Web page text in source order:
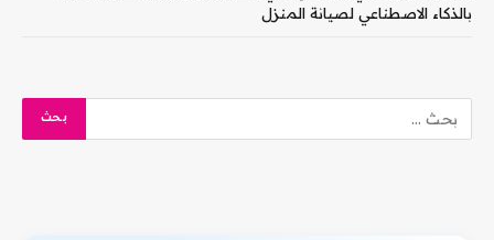
بالذكاء الاصطناعي لصيانة المنزل